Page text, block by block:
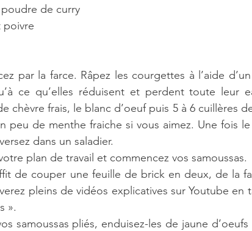
de curry
poivre
par la farce. Râpez les courgettes à l’aide
ce qu’elles réduisent et perdent toute leur
chèvre frais, le blanc d’oeuf puis 5 à 6 cuillères
peu de menthe fraiche si vous aimez. Une fois
dans un saladier.
plan de travail et commencez vos samoussas.
de couper une feuille de brick en deux, de la
pleins de vidéos explicatives sur Youtube
».
samoussas pliés, enduisez-les de jaune